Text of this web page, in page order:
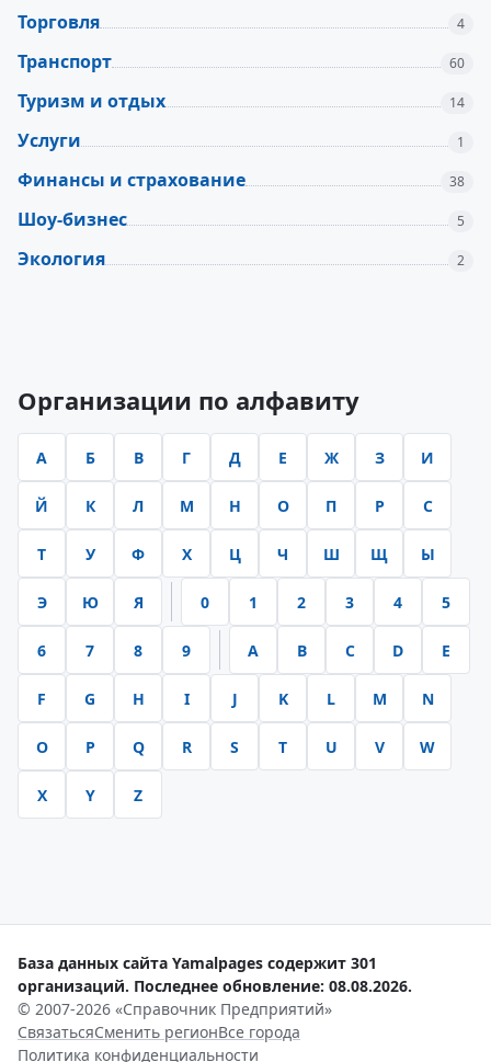
Торговля 4
Транспорт 60
Туризм и отдых 14
Услуги 1
Финансы и страхование 38
Шоу-бизнес 5
Экология 2
Организации по алфавиту
А Б В Г Д Е Ж З И
Й К Л М Н О П Р С
Т У Ф Х Ц Ч Ш Щ Ы
Э Ю Я 0 1 2 3 4 5
6 7 8 9 A B C D E
F G H I J K L M N
O P Q R S T U V W
X Y Z
База данных сайта Yamalpages содержит 301
организаций. Последнее обновление: 08.08.2026.
© 2007-2026 «Справочник Предприятий»
СвязатьсяСменить регионВсе города
Политика конфиденциальности